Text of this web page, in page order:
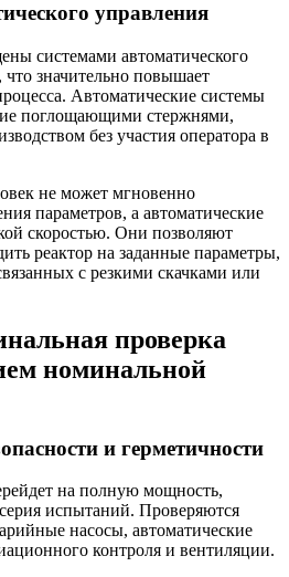
управления
системами автоматического
значительно повышает
Автоматические системы
поглощающими стержнями,
без участия оператора в
не может мгновенно
параметров, а автоматические
скоростью. Они позволяют
реактор на заданные параметры,
с резкими скачками или
проверка
номинальной
и герметичности
на полную мощность,
испытаний. Проверяются
насосы, автоматические
контроля и вентиляции.